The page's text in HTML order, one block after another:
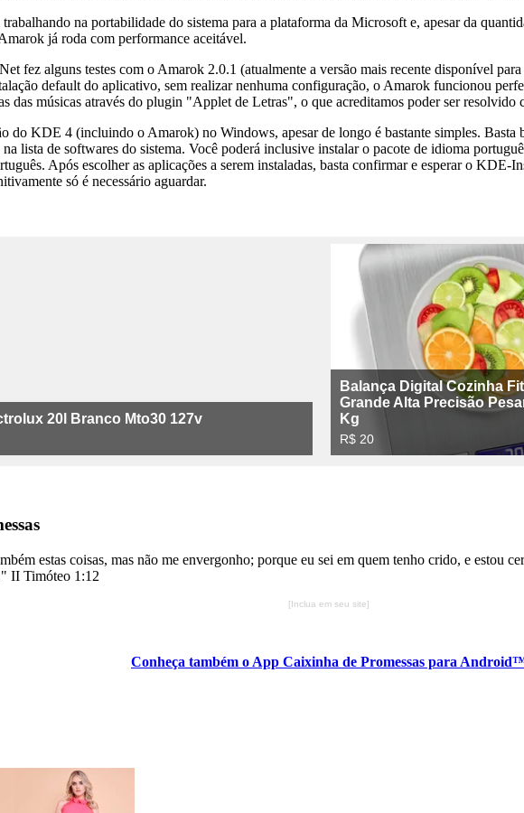
na portabilidade do sistema para a plataforma da Microsoft e, apesar da
já roda com performance aceitável.
fez alguns testes com o Amarok 2.0.1 (atualmente a versão mais recente disponível
default do aplicativo, sem realizar nenhuma configuração, o Amarok funcionou
das músicas através do plugin "Applet de Letras", o que acreditamos poder ser resolvido
do KDE 4 (incluindo o Amarok) no Windows, apesar de longo é bastante simples. Basta
lista de softwares do sistema. Você poderá inclusive instalar o pacote de idioma
Após escolher as aplicações a serem instaladas, basta confirmar e esperar o KDE-
só é necessário aguardar.
estas coisas, mas não me envergonho; porque eu sei em quem tenho crido, e estou
II Timóteo 1:12
[Inclua em seu site]
Conheça também o App Caixinha de Promessas para